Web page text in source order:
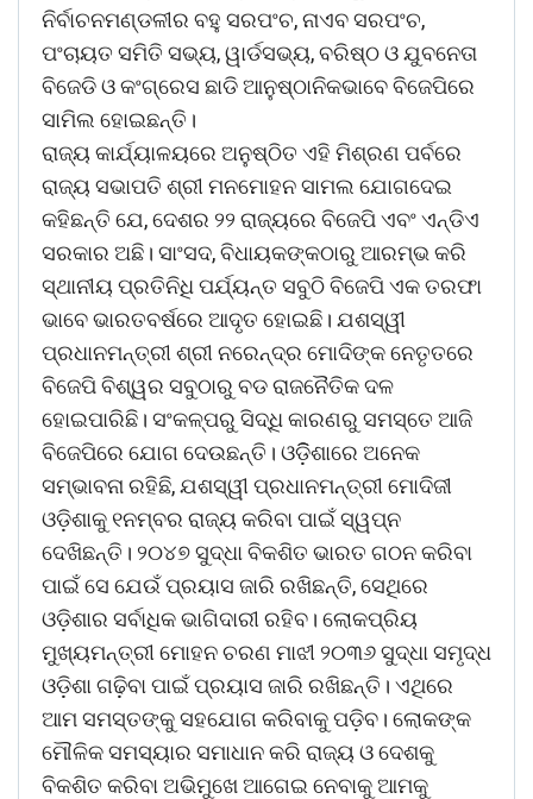
ନିର୍ବାଚନମଣ୍ଡଳୀର ବହୁ ସରପଂଚ, ନାଏବ ସରପଂଚ,
ପଂଚାୟତ ସମିତି ସଭ୍ୟ, ୱାର୍ଡସଭ୍ୟ, ବରିଷ୍ଠ ଓ ଯୁବନେତା
ବିଜେଡି ଓ କଂଗ୍ରେସ ଛାଡି ଆନୁଷ୍ଠାନିକଭାବେ ବିଜେପିରେ
ସାମିଲ ହୋଇଛନ୍ତି।
ରାଜ୍ୟ କାର୍ଯ୍ୟାଳୟରେ ଅନୁଷ୍ଠିତ ଏହି ମିଶ୍ରଣ ପର୍ବରେ
ରାଜ୍ୟ ସଭାପତି ଶ୍ରୀ ମନମୋହନ ସାମଲ ଯୋଗଦେଇ
କହିଛନ୍ତି ଯେ, ଦେଶର ୨୨ ରାଜ୍ୟରେ ବିଜେପି ଏବଂ ଏନ୍‌ଡିଏ
ସରକାର ଅଛି। ସାଂସଦ, ବିଧାୟକଙ୍କଠାରୁ ଆରମ୍ଭ କରି
ସ୍ଥାନୀୟ ପ୍ରତିନିଧି ପର୍ଯ୍ୟନ୍ତ ସବୁଠି ବିଜେପି ଏକ ତରଫା
ଭାବେ ଭାରତବର୍ଷରେ ଆଦୃତ ହୋଇଛି। ଯଶସ୍ୱୀ
ପ୍ରଧାନମନ୍ତ୍ରୀ ଶ୍ରୀ ନରେନ୍ଦ୍ର ମୋଦିଙ୍କ ନେତୃତରେ
ବିଜେପି ବିଶ୍ୱର ସବୁଠାରୁ ବଡ ରାଜନୈତିକ ଦଳ
ହୋଇପାରିଛି। ସଂକଳ୍ପରୁ ସିଦ୍ଧି କାରଣରୁ ସମସ୍ତେ ଆଜି
ବିଜେପିରେ ଯୋଗ ଦେଉଛନ୍ତି। ଓଡ଼ିିଶାରେ ଅନେକ
ସମ୍ଭାବନା ରହିଛି, ଯଶସ୍ୱୀ ପ୍ରଧାନମନ୍ତ୍ରୀ ମୋଦିଜୀ
ଓଡ଼ିଶାକୁ ୧ନମ୍ବର ରାଜ୍ୟ କରିବା ପାଇଁ ସ୍ୱପ୍ନ
ଦେଖିଛନ୍ତି। ୨୦୪୭ ସୁଦ୍ଧା ବିକଶିତ ଭାରତ ଗଠନ କରିବା
ପାଇଁ ସେ ଯେଉଁ ପ୍ରୟାସ ଜାରି ରଖିଛନ୍ତି, ସେଥିରେ
ଓଡ଼ିଶାର ସର୍ବାଧିକ ଭାଗିଦାରୀ ରହିବ। ଲୋକପ୍ରିୟ
ମୁଖ୍ୟମନ୍ତ୍ରୀ ମୋହନ ଚରଣ ମାଝୀ ୨୦୩୬ ସୁଦ୍ଧା ସମୃଦ୍ଧ
ଓଡ଼ିଶା ଗଢ଼ିବା ପାଇଁ ପ୍ରୟାସ ଜାରି ରଖିଛନ୍ତି। ଏଥିରେ
ଆମ ସମସ୍ତଙ୍କୁ ସହଯୋଗ କରିବାକୁ ପଡ଼ିବ। ଲୋକଙ୍କ
ମୌଳିକ ସମସ୍ୟାର ସମାଧାନ କରି ରାଜ୍ୟ ଓ ଦେଶକୁ
ବିକଶିତ କରିବା ଅଭିମୁଖେ ଆଗେଇ ନେବାକୁ ଆମକୁ